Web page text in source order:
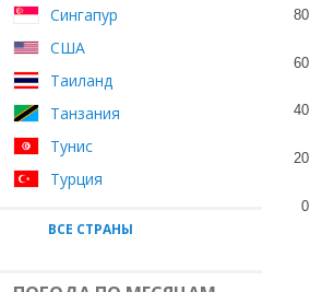
Сингапур
США
Таиланд
Танзания
Тунис
Турция
ВСЕ СТРАНЫ
0
20
40
60
80